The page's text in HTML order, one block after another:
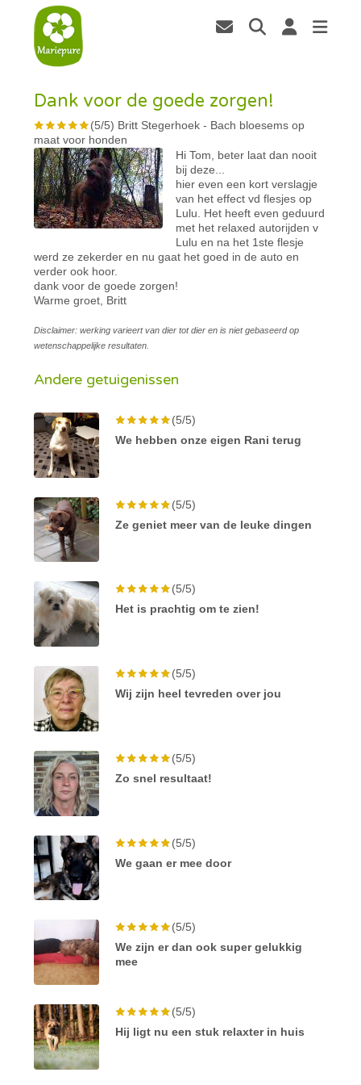
Dank voor de goede zorgen!
(5/5) Britt Stegerhoek - Bach bloesems op
maat voor honden
Hi Tom, beter laat dan nooit
bij deze...
hier even een kort verslagje
van het effect vd flesjes op
Lulu. Het heeft even geduurd
met het relaxed autorijden v
Lulu en na het 1ste flesje
werd ze zekerder en nu gaat het goed in de auto en
verder ook hoor.
dank voor de goede zorgen!
Warme groet, Britt
Disclaimer: werking varieert van dier tot dier en is niet gebaseerd op
wetenschappelijke resultaten.
Andere getuigenissen
(5/5)
We hebben onze eigen Rani terug
(5/5)
Ze geniet meer van de leuke dingen
(5/5)
Het is prachtig om te zien!
(5/5)
Wij zijn heel tevreden over jou
(5/5)
Zo snel resultaat!
(5/5)
We gaan er mee door
(5/5)
We zijn er dan ook super gelukkig
mee
(5/5)
Hij ligt nu een stuk relaxter in huis